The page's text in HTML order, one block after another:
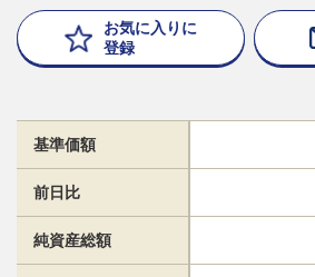
お気に入りに
登録
基準価額
前日比
純資産総額